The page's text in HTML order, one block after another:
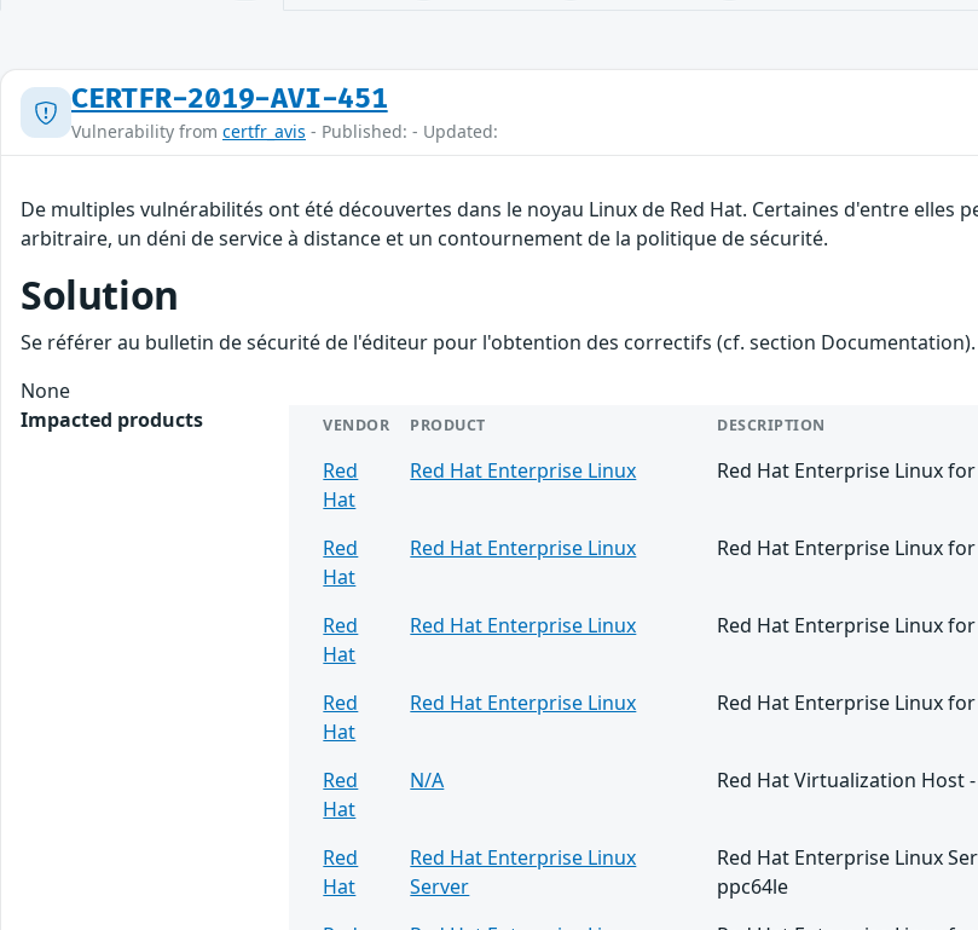
CERTFR-2019-AVI-451
Vulnerability from certfr_avis - Published: - Updated:
De multiples vulnérabilités ont été découvertes dans le noyau Linux de Red Hat. Certaines d'entre
arbitraire, un déni de service à distance et un contournement de la politique de sécurité.
Solution
Se référer au bulletin de sécurité de l'éditeur pour l'obtention des correctifs (cf. section Documentation).
None
Impacted products
VENDOR PRODUCT DESCRIPTION
Red
Hat
Red Hat Enterprise Linux Red Hat Enterprise Linux
Red
Hat
Red Hat Enterprise Linux Red Hat Enterprise Linux
Red
Hat
Red Hat Enterprise Linux Red Hat Enterprise Linux
Red
Hat
Red Hat Enterprise Linux Red Hat Enterprise Linux
Red
Hat
N/A Red Hat Virtualization Host
Red
Hat
Red Hat Enterprise Linux
Server
Red Hat Enterprise Linux
ppc64le